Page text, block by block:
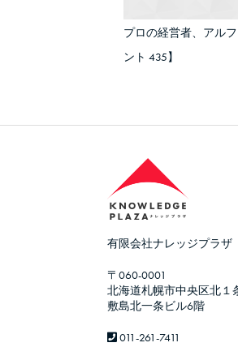
プロの経営者、アル
ント 435】
有限会社ナレッジプラザ
〒060-0001
北海道札幌市中央区北１
敷島北一条ビル6階
011-261-7411